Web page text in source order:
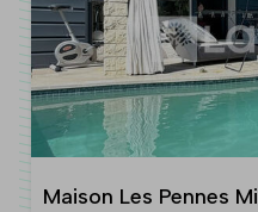
Maison Les Pennes